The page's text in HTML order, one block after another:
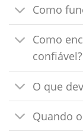
Como
Como
confiável?
O que
Quando